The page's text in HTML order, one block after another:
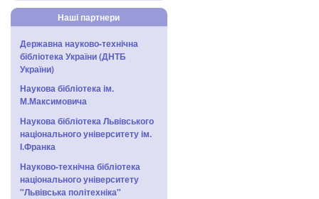
Наші партнери
Державна науково-технічна
бібліотека України (ДНТБ
України)
Наукова бібліотека ім.
М.Максимовича
Наукова бібліотека Львівського
національного університету ім.
І.Франка
Науково-технічна бібліотека
національного університету
"Львівська політехніка"